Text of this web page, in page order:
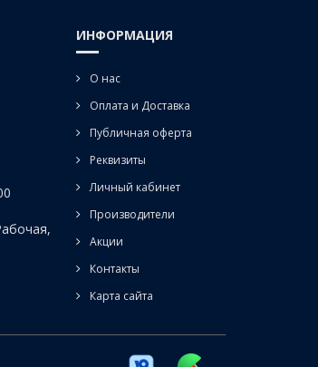
ИНФОРМАЦИЯ
О нас
Оплата и Доставка
Публичная оферта
Реквизиты
Личный кабинет
Производители
Акции
Контакты
Карта сайта